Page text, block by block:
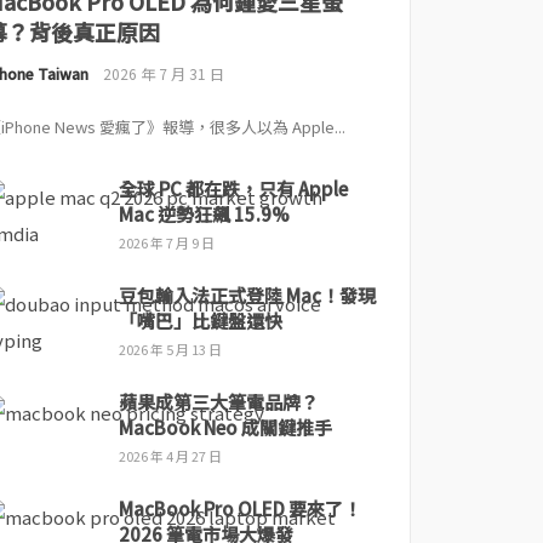
？背後真正原因
Taiwan 2026 年 7 月 31 日
News 愛瘋了》報導，很多人以為 Apple...
全球 PC 都在跌，只有 Apple
Mac 逆勢狂飆 15.9%
2026 年 7 月 9 日
豆包輸入法正式登陸 Mac！發現
「嘴巴」比鍵盤還快
2026 年 5 月 13 日
蘋果成第三大筆電品牌？
MacBook Neo 成關鍵推手
2026 年 4 月 27 日
MacBook Pro OLED 要來了！
2026 筆電市場大爆發